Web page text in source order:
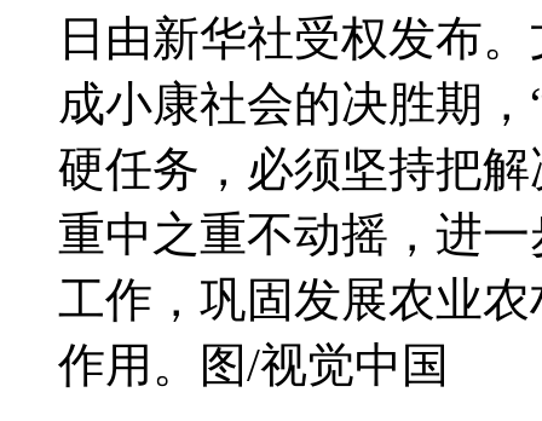
日由新华社受权发布
成小康社会的决胜期
硬任务，必须坚持把
重中之重不动摇，进
工作，巩固发展农业
作用。图/视觉中国